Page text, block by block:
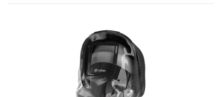
VOIR L'ATTESTATION
Publié le 01/08/2025 à 17:27(Date de commande : 26/09/2024)
Parfait je recommande les yeux fermé